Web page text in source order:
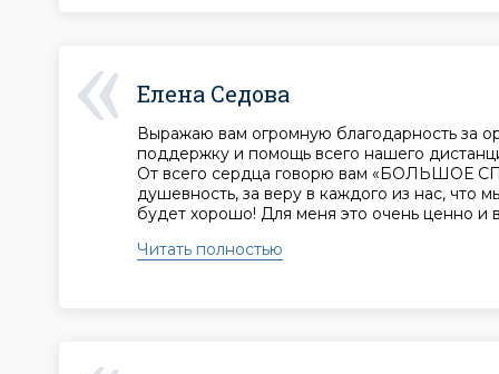
Елена Седова
Выражаю вам огромную благодарность за
поддержку и помощь всего нашего
От всего сердца говорю вам «БОЛЬШОЕ
душевность, за веру в каждого из нас, что
будет хорошо! Для меня это очень ценно и
Читать полностью